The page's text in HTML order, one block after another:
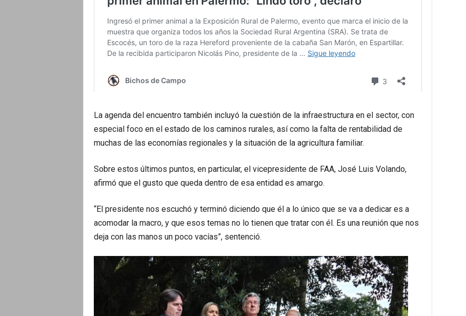
La agenda del encuentro también incluyó la cuestión de la infraestructura en el sector, con
especial foco en el estado de los caminos rurales, así como la falta de rentabilidad de
muchas de las economías regionales y la situación de la agricultura familiar.
Sobre estos últimos puntos, en particular, el vicepresidente de FAA, José Luis Volando,
afirmó que el gusto que queda dentro de esa entidad es amargo.
“El presidente nos escuchó y terminó diciendo que él a lo único que se va a dedicar es a
acomodar la macro, y que esos temas no lo tienen que tratar con él. Es una reunión que nos
deja con las manos un poco vacías”, sentenció.